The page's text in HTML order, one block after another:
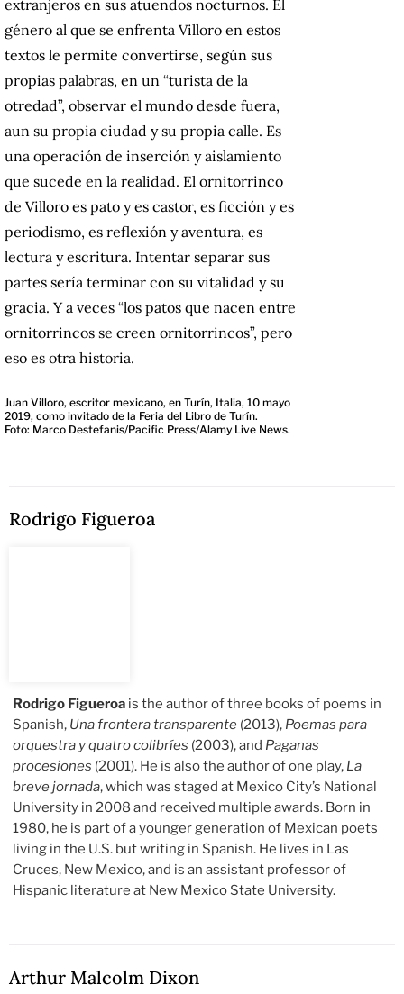
extranjeros en sus atuendos nocturnos. El
género al que se enfrenta Villoro en estos
textos le permite convertirse, según sus
propias palabras, en un “turista de la
otredad”, observar el mundo desde fuera,
aun su propia ciudad y su propia calle. Es
una operación de inserción y aislamiento
que sucede en la realidad. El ornitorrinco
de Villoro es pato y es castor, es ficción y es
periodismo, es reflexión y aventura, es
lectura y escritura. Intentar separar sus
partes sería terminar con su vitalidad y su
gracia. Y a veces “los patos que nacen entre
ornitorrincos se creen ornitorrincos”, pero
eso es otra historia.
Juan Villoro, escritor mexicano, en Turín, Italia, 10 mayo
2019, como invitado de la Feria del Libro de Turín.
Foto: Marco Destefanis/Pacific Press/Alamy Live News.
Rodrigo Figueroa
Rodrigo Figueroa is the author of three books of poems in
Spanish, Una frontera transparente (2013), Poemas para
orquestra y quatro colibríes (2003), and Paganas
procesiones (2001). He is also the author of one play, La
breve jornada, which was staged at Mexico City’s National
University in 2008 and received multiple awards. Born in
1980, he is part of a younger generation of Mexican poets
living in the U.S. but writing in Spanish. He lives in Las
Cruces, New Mexico, and is an assistant professor of
Hispanic literature at New Mexico State University.
Arthur Malcolm Dixon